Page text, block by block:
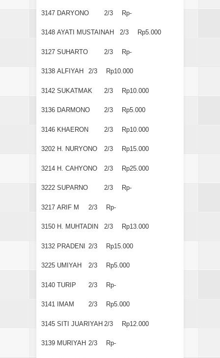
3147 DARYONO 2/3 Rp-
3148 AYATI MUSTAINAH 2/3 Rp5.000
3127 SUHARTO 2/3 Rp-
3138 ALFIYAH 2/3 Rp10.000
3142 SUKATMAK 2/3 Rp10.000
3136 DARMONO 2/3 Rp5.000
3146 KHAERON 2/3 Rp10.000
3202 H. NURYONO 2/3 Rp15.000
3214 H. CAHYONO 2/3 Rp25.000
3222 SUPARNO 2/3 Rp-
3217 ARIF M 2/3 Rp-
3150 H. MUHTADIN 2/3 Rp13.000
3132 PRADENI 2/3 Rp15.000
3225 UMIYAH 2/3 Rp5.000
3140 TURIP 2/3 Rp-
3141 IMAM 2/3 Rp5.000
3145 SITI JUARIYAH 2/3 Rp12.000
3139 MURIYAH 2/3 Rp-